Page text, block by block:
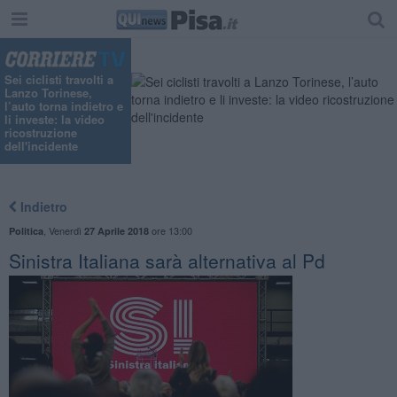
Sei ciclisti travolti a
Lanzo Torinese,
l’auto torna indietro e
li investe: la video
ricostruzione
dell'incidente
Indietro
Politica Venerdì 27 Aprile 2018ore 13:00
Sinistra Italiana sarà alternativa al Pd